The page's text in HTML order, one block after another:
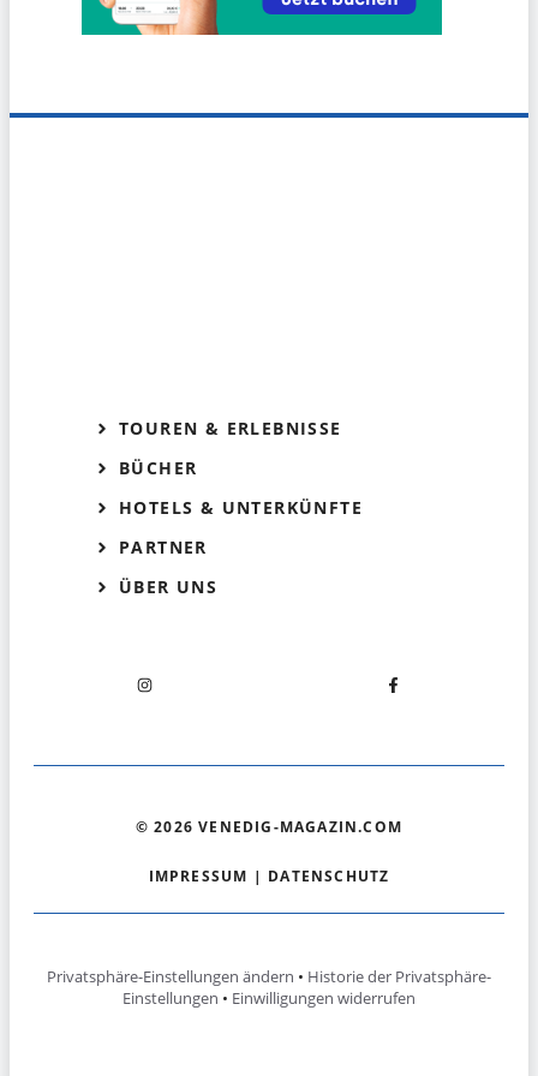
TOUREN & ERLEBNISSE
BÜCHER
HOTELS & UNTERKÜNFTE
PARTNER
ÜBER UNS
© 2026 VENEDIG-MAGAZIN.COM
IMPRESSUM | DATENSCHUTZ
Privatsphäre-Einstellungen ändern • Historie der Privatsphäre-
Einstellungen • Einwilligungen widerrufen